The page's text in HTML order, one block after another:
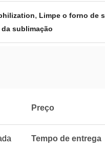
, Limpe o forno de
sublimação
Preço
Tempo de entrega